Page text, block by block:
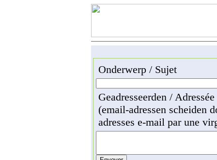
Onderwerp / Sujet
Geadresseerden / Adressée
(email-adressen scheiden
adresses e-mail par une